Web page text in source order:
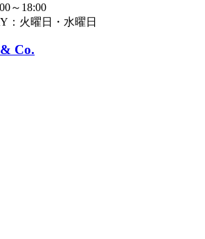
～18:00
：火曜日・水曜日
Co.